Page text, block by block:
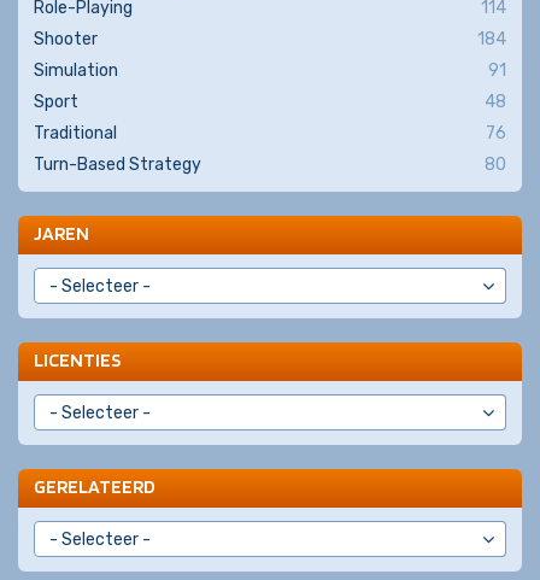
Role-Playing
114
Shooter
184
Simulation
91
Sport
48
Traditional
76
Turn-Based Strategy
80
JAREN
LICENTIES
GERELATEERD